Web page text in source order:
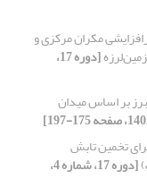
مکران مرکزی و
[دوره 17،
بر اساس میدان
تخمین تابش
[دوره 17، شماره 4،